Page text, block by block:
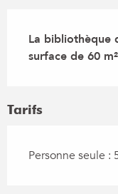
La bibliothèque
surface de 60
Tarifs
Personne seule :